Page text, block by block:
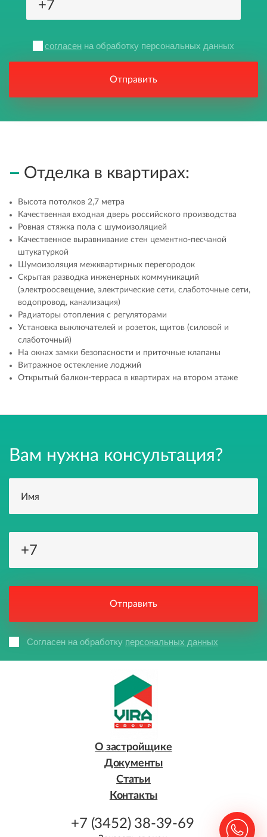
согласен на обработку персональных данных
Отправить
Отделка в квартирах:
Высота потолков 2,7 метра
Качественная входная дверь российского производства
Ровная стяжка пола с шумоизоляцией
Качественное выравнивание стен цементно-песчаной
штукатуркой
Шумоизоляция межквартирных перегородок
Скрытая разводка инженерных коммуникаций
(электроосвещение, электрические сети, слаботочные сети,
водопровод, канализация)
Радиаторы отопления с регуляторами
Установка выключателей и розеток, щитов (силовой и
слаботочный)
На окнах замки безопасности и приточные клапаны
Витражное остекление лоджий
Открытый балкон-терраса в квартирах на втором этаже
Вам нужна консультация?
Согласен на обработку персональных данных
О застройщике
Документы
Статьи
Контакты
+7 (3452) 38-39-69